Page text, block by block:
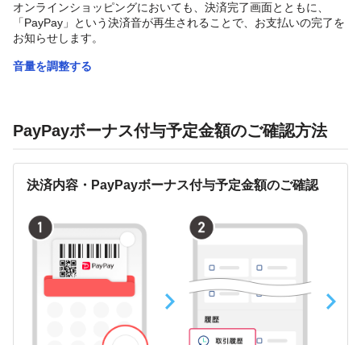
オンラインショッピングにおいても、決済完了画面とともに、
「PayPay」という決済音が再生されることで、お支払いの完了を
お知らせします。
音量を調整する
PayPayボーナス付与予定金額のご確認方法
決済内容・PayPayボーナス付与予定金額のご確認